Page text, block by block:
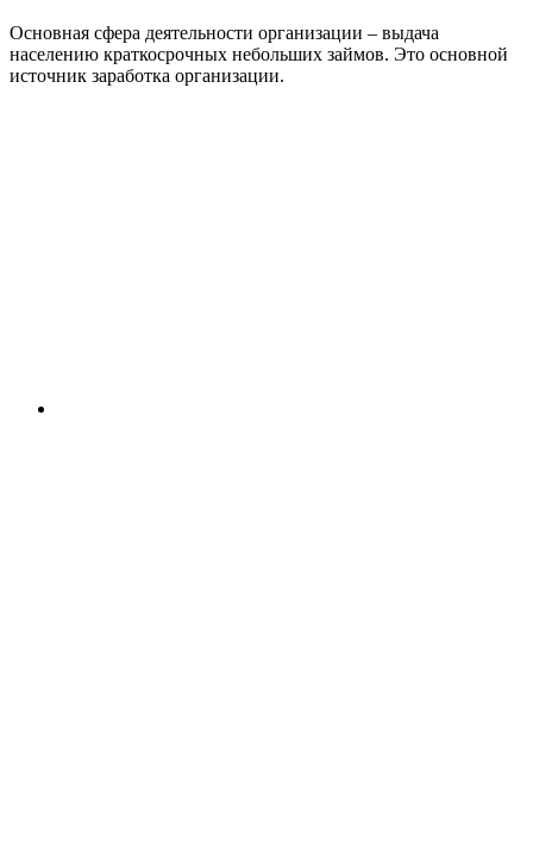
Основная сфера деятельности организации – выдача
населению краткосрочных небольших займов. Это основной
источник заработка организации.